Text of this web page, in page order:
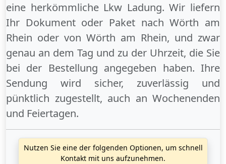
eine herkömmliche Lkw Ladung. Wir liefern
Ihr Dokument oder Paket nach Wörth am
Rhein oder von Wörth am Rhein, und zwar
genau an dem Tag und zu der Uhrzeit, die Sie
bei der Bestellung angegeben haben. Ihre
Sendung wird sicher, zuverlässig und
pünktlich zugestellt, auch an Wochenenden
und Feiertagen.
Nutzen Sie eine der folgenden Optionen, um schnell
Kontakt mit uns aufzunehmen.